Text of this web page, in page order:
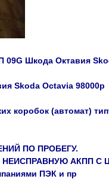
Шкода Октавия
Skoda Octavia 98000р
коробок (автомат)
ПО ПРОБЕГУ.
АКПП С
ПЭК и пр